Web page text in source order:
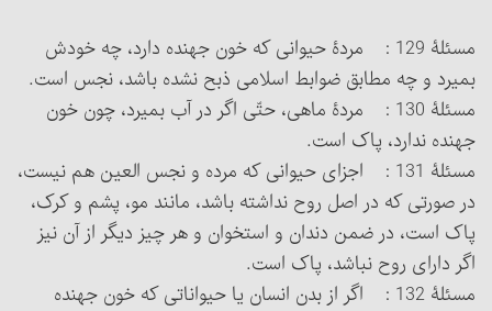
مسئلۀ 129 : مردۀ حیوانی که خون جهنده دارد، چه خودش
بمیرد و چه مطابق ضوابط اسلامی ذبح نشده باشد، نجس است.
مسئلۀ 130 : مردۀ ماهی، حتّی اگر در آب بمیرد، چون خون
جهنده ندارد، پاک است.
مسئلۀ 131 : اجزای حیوانی که مرده و نجس العین هم نیست،
در صورتی که در اصل روح نداشته باشد، مانند مو، پشم و کرک،
پاک است، در ضمن دندان و استخوان و هر چیز دیگر از آن نیز
اگر دارای روح نباشد، پاک است.
مسئلۀ 132 : اگر از بدن انسان یا حیواناتی که خون جهنده